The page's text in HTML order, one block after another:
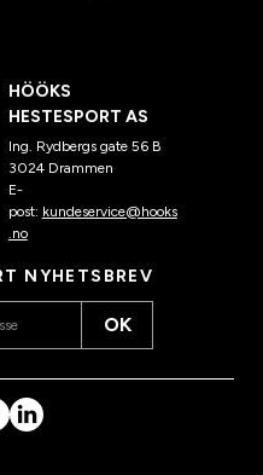
HÖÖKS
HESTESPORT AS
Ing. Rydbergs gate 56 B
3024 Drammen
E-
post: kundeservice@hooks
.no
NYHETSBREV
OK